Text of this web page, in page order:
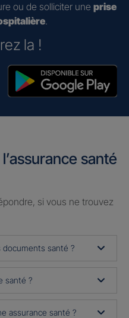
ou de solliciter une prise
.
la !
santé
si vous ne trouvez
santé ?
santé ?
assurance santé ?